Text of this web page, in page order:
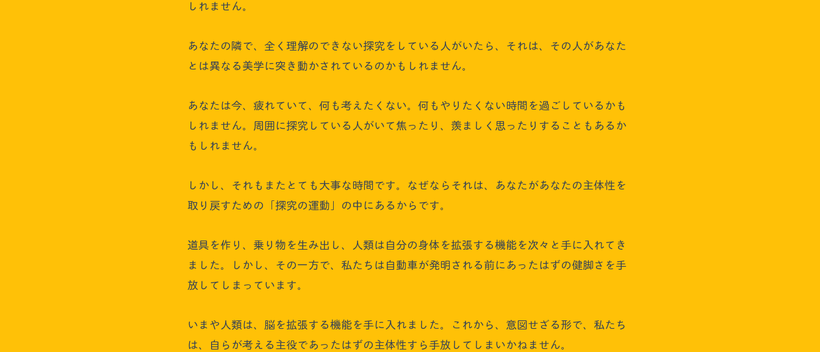
しれません。
あなたの隣で、全く理解のできない探究をしている人がいたら、それは、その人があなた
とは異なる美学に突き動かされているのかもしれません。
あなたは今、疲れていて、何も考えたくない。何もやりたくない時間を過ごしているかも
しれません。周囲に探究している人がいて焦ったり、羨ましく思ったりすることもあるか
もしれません。
しかし、それもまたとても大事な時間です。なぜならそれは、あなたがあなたの主体性を
取り戻すための「探究の運動」の中にあるからです。
道具を作り、乗り物を生み出し、人類は自分の身体を拡張する機能を次々と手に入れてき
ました。しかし、その一方で、私たちは自動車が発明される前にあったはずの健脚さを手
放してしまっています。
いまや人類は、脳を拡張する機能を手に入れました。これから、意図せざる形で、私たち
は、自らが考える主役であったはずの主体性すら手放してしまいかねません。